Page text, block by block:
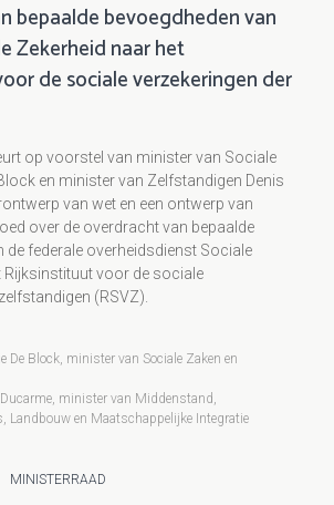
bepaalde bevoegdheden van
Zekerheid naar het
de sociale verzekeringen der
op voorstel van minister van Sociale
en minister van Zelfstandigen Denis
van wet en een ontwerp van
over de overdracht van bepaalde
de federale overheidsdienst Sociale
Rijksinstituut voor de sociale
(RSVZ).
De Block, minister van Sociale Zaken en
minister van Middenstand,
Landbouw en Maatschappelijke Integratie
MINISTERRAAD